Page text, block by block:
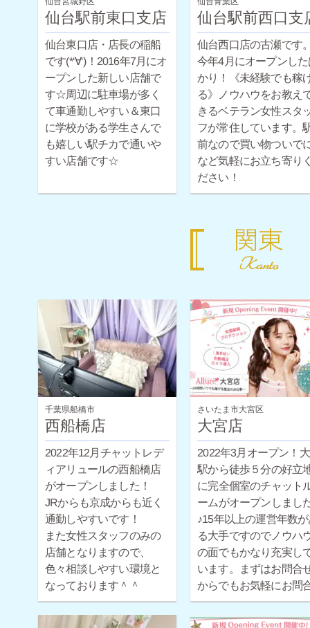
仙台駅前東口支店
仙台東口店・店長の稲船
です(*‘∀‘)！2016年7月にオ
ープンした新しい店舗で
す☆周辺に駐車場が多く
て車通勤しやすい＆東口
に学校がある学生さんで
も嬉しい駅チカで通いや
すい店舗です☆
仙台駅前西口支
仙台西口店の古瀬です
今年4月にオープンし
かり！《未経験でも稼
る》ノウハウをお教え
きるベテラン女性スタ
フが常住しています。
前なので買い物ついで
など気軽にお立ち寄り
ださい！
千葉県船橋市
西船橋店
2022年12月チャットレデ
ィアリュールの西船橋店
がオープンしました！
JRからも京成からも近く
通勤しやすいです！
また女性スタッフのみの
店舗となりますので、
色々相談しやすい環境と
なっております＾＾
さいたま市大宮区
大宮店
2022年3月オープン！
駅から徒歩５分の好立
に完全個室のチャット
ームがオープンしまし
♪15年以上の運営年数
る大手ですのでノウハ
の面でもかなり充実し
います。まずはお問合
からでもお気軽にお問
せください。
ほとんどの女性が未経